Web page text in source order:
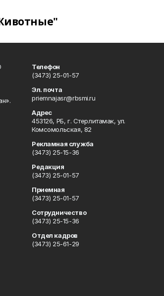
Телефон
(3473) 25-01-57
Эл. почта
priemnajasr@rbsmi.ru
Адрес
453126, РБ, г. Стерлитамак, ул.
Комсомольская, 82
Рекламная служба
(3473) 25-15-36
Редакция
(3473) 25-01-57
Приемная
(3473) 25-01-57
Сотрудничество
(3473) 25-15-36
Отдел кадров
(3473) 25-61-29